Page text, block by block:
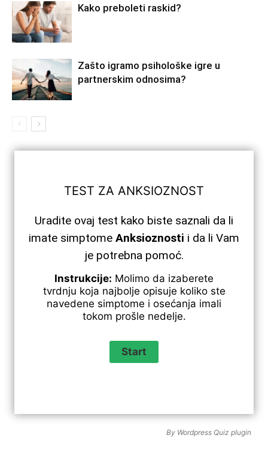
Kako preboleti raskid?
Zašto igramo psihološke igre u
partnerskim odnosima?
TEST ZA ANKSIOZNOST
Uradite ovaj test kako biste saznali da li
imate simptome Anksioznosti i da li Vam
je potrebna pomoć.
Instrukcije: Molimo da izaberete
tvrdnju koja najbolje opisuje koliko ste
navedene simptome i osećanja imali
tokom prošle nedelje.
By Wordpress Quiz plugin